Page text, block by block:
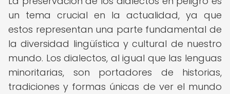
un tema crucial en la actualidad, ya que
estos representan una parte fundamental de
la diversidad lingüística y cultural de nuestro
mundo. Los dialectos, al igual que las lenguas
minoritarias, son portadores de historias,
tradiciones y formas únicas de ver el mundo